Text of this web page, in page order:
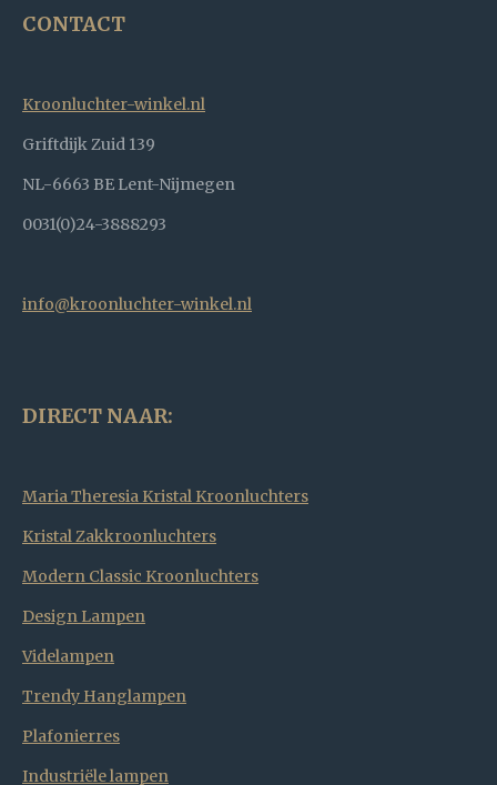
CONTACT
Kroonluchter-winkel.nl
Griftdijk Zuid 139
NL-6663 BE Lent-Nijmegen
0031(0)24-3888293
info@kroonluchter-winkel.nl
DIRECT NAAR:
Maria Theresia Kristal Kroonluchters
Kristal Zakkroonluchters
Modern Classic Kroonluchters
Design Lampen
Videlampen
Trendy Hanglampen
Plafonierres
Industriële lampen